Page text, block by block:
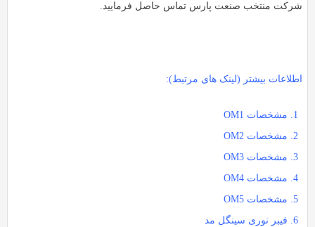
منتخب صنعت پارس تماس حاصل فرمایید.
بیشتر (لینک های مرتبط):
مشخصات OM1
مشخصات OM2
مشخصات OM3
مشخصات OM4
مشخصات OM5
فیبر نوری سینگل مد